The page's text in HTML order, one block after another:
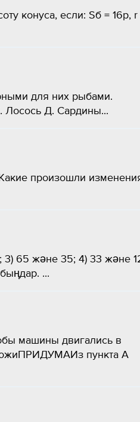
конуса, если: Sб = 16p, r
для них рыбами.
Лосось Д. Сардины...
произошли
65 және 35; 4) 33 және
​...
машины двигались в
пункта А